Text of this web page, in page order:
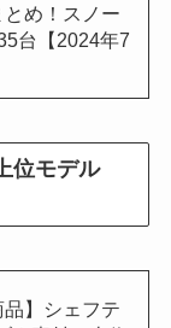
め！スノー
台【2024年7
位モデル
品】シェフテ